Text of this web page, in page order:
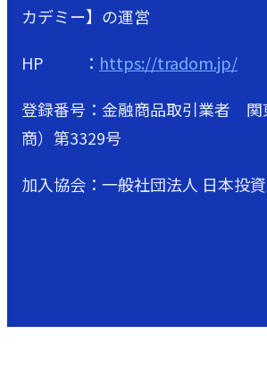
カデミー】の運営
HP ： https://tradom.jp/
登録番号：金融商品取引業者 関
商）第3329号
加入協会：一般社団法人 日本投